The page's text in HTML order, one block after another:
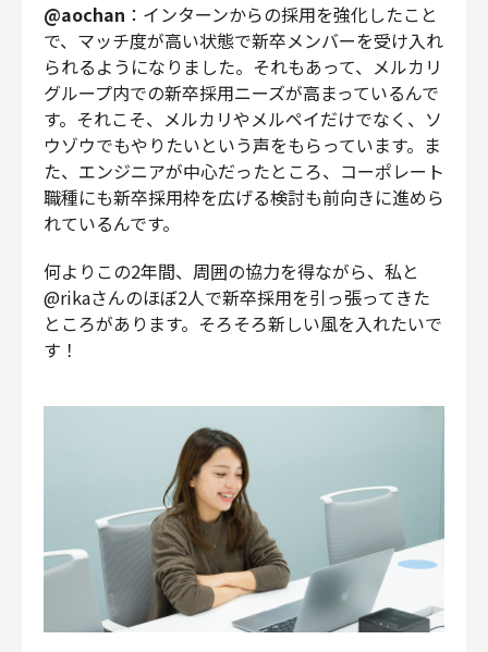
@aochan ：インターンからの採用を強化したこと
で、マッチ度が高い状態で新卒メンバーを受け入れ
られるようになりました。それもあって、メルカリ
グループ内での新卒採用ニーズが高まっているんで
す。それこそ、メルカリやメルペイだけでなく、ソ
ウゾウでもやりたいという声をもらっています。ま
た、エンジニアが中心だったところ、コーポレート
職種にも新卒採用枠を広げる検討も前向きに進めら
れているんです。
何よりこの2年間、周囲の協力を得ながら、私と
@rikaさんのほぼ2人で新卒採用を引っ張ってきた
ところがあります。そろそろ新しい風を入れたいで
す！